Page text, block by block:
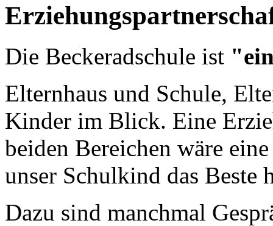
Die Beckeradschule ist
Elternhaus und Schule,
Kinder im Blick. Eine
beiden Bereichen wäre
unser Schulkind das Beste
Dazu sind manchmal